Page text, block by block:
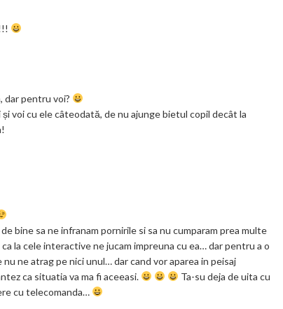
dar pentru voi?
voi cu ele câteodată, de nu ajunge bietul copil decât la
bine sa ne infranam pornirile si sa nu cumparam prea multe
la cele interactive ne jucam impreuna cu ea… dar pentru a o
nu ne atrag pe nici unul… dar cand vor aparea in peisaj
ca situatia va ma fi aceeasi.
Ta-su deja de uita cu
cu telecomanda…